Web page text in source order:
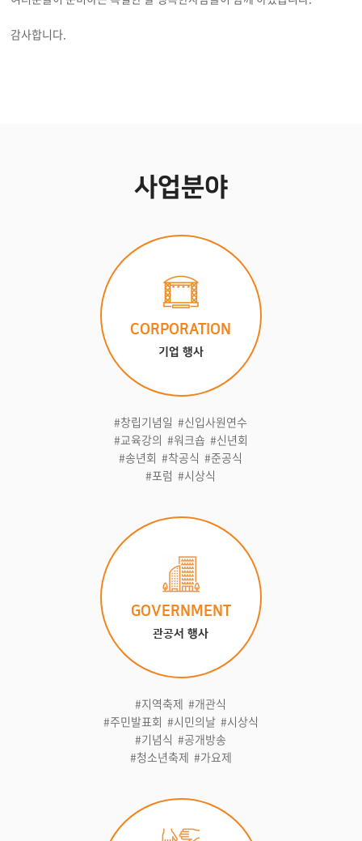
감사합니다.
사업분야
CORPORATION
기업 행사
#창립기념일 #신입사원연수
#교육강의 #워크숍 #신년회
#송년회 #착공식 #준공식
#포럼 #시상식
GOVERNMENT
관공서 행사
#지역축제 #개관식
#주민발표회 #시민의날 #시상식
#기념식 #공개방송
#청소년축제 #가요제